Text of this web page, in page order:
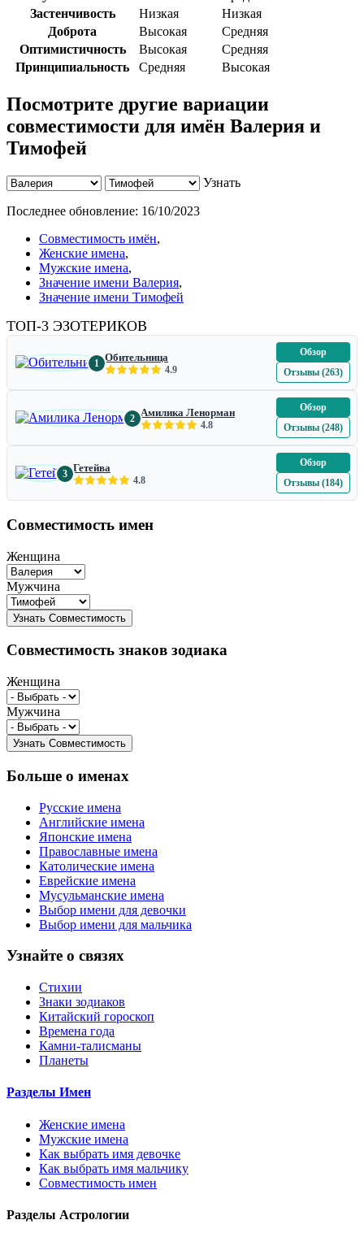
Застенчивость
Низкая
Низкая
Доброта
Высокая
Средняя
Оптимистичность
Высокая
Средняя
Принципиальность
Средняя Высокая
Посмотрите другие вариации
совместимости для имён Валерия и
Тимофей
Узнать
Последнее обновление: 16/10/2023
Совместимость имён,
Женские имена,
Мужские имена,
Значение имени Валерия,
Значение имени Тимофей
ТОП-3 ЭЗОТЕРИКОВ
1 Обительница
4.9
Обзор
Отзывы (263)
2 Амилика Ленорман
4.8
Обзор
Отзывы (248)
3 Гетейва
4.8
Обзор
Отзывы (184)
Совместимость имен
Женщина
Мужчина
Совместимость знаков зодиака
Женщина
Мужчина
Больше о именах
Русские имена
Английские имена
Японские имена
Православные имена
Католические имена
Еврейские имена
Мусульманские имена
Выбор имени для девочки
Выбор имени для мальчика
Узнайте о связях
Стихии
Знаки зодиаков
Китайский гороскоп
Времена года
Камни-талисманы
Планеты
Разделы Имен
Женские имена
Мужские имена
Как выбрать имя девочке
Как выбрать имя мальчику
Совместимость имен
Разделы Астрологии